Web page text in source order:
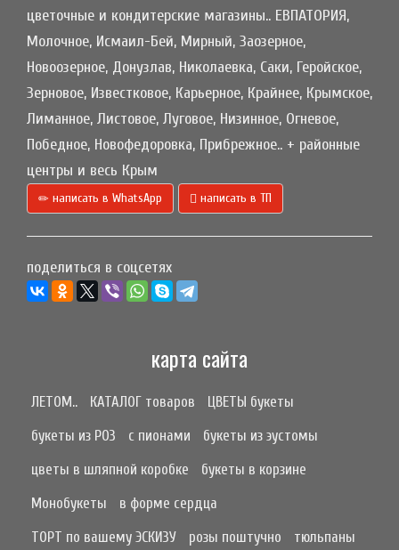
цветочные и кондитерские магазины.. ЕВПАТОРИЯ,
Молочное, Исмаил-Бей, Мирный, Заозерное,
Новоозерное, Донузлав, Николаевка, Саки, Геройское,
Зерновое, Известковое, Карьерное, Крайнее, Крымское,
Лиманное, Листовое, Луговое, Низинное, Огневое,
Победное, Новофедоровка, Прибрежное.. + районные
центры и весь Крым
написать в WhatsApp написать в ТП
поделиться в соцсетях
карта сайта
ЛЕТОМ.. КАТАЛОГ товаров
ЦВЕТЫ букеты
букеты из РОЗ
с пионами
букеты из эустомы
цветы в шляпной коробке
букеты в корзине
Монобукеты
в форме сердца
ТОРТ по вашему ЭСКИЗУ
розы поштучно
тюльпаны